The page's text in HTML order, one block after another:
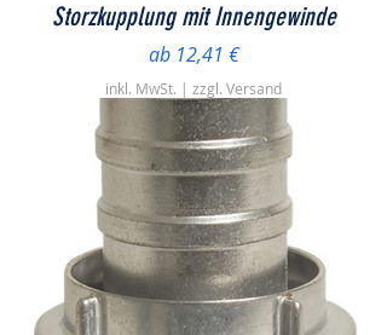
Storzkupplung mit Innengewinde
ab 12,41 €
Sale-Preis
inkl. MwSt. | zzgl. Versand